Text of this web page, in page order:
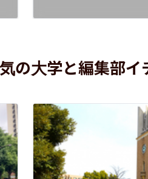
の大学と編集部